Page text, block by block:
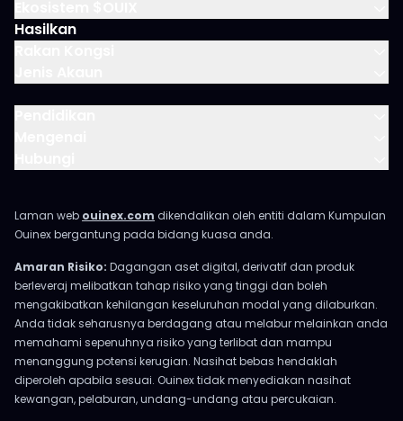
Hasilkan
Laman web ouinex.com dikendalikan oleh entiti dalam Kumpulan
Ouinex bergantung pada bidang kuasa anda.
Amaran Risiko: Dagangan aset digital, derivatif dan produk
berleveraj melibatkan tahap risiko yang tinggi dan boleh
mengakibatkan kehilangan keseluruhan modal yang dilaburkan.
Anda tidak seharusnya berdagang atau melabur melainkan anda
memahami sepenuhnya risiko yang terlibat dan mampu
menanggung potensi kerugian. Nasihat bebas hendaklah
diperoleh apabila sesuai. Ouinex tidak menyediakan nasihat
kewangan, pelaburan, undang-undang atau percukaian.